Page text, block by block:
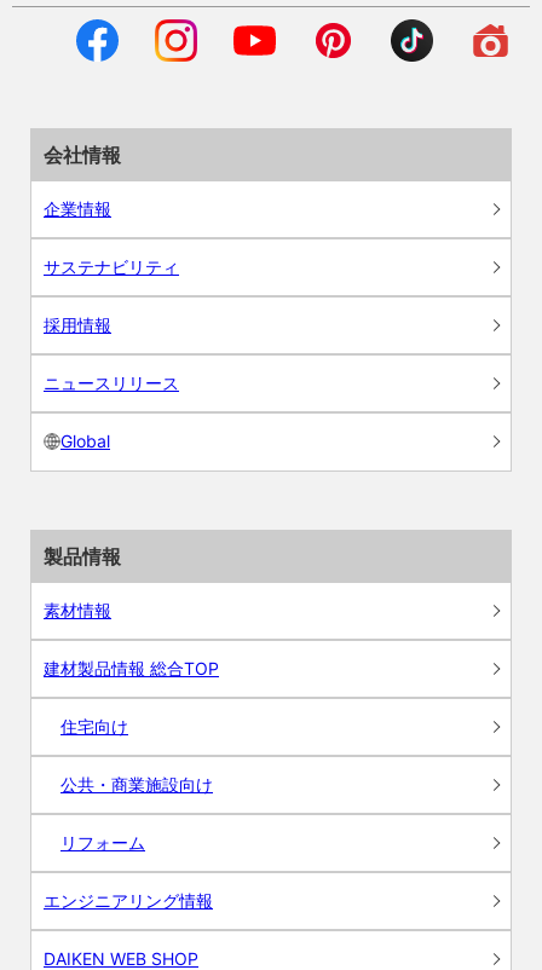
会社情報
企業情報
サステナビリティ
採用情報
ニュースリリース
Global
製品情報
素材情報
建材製品情報 総合TOP
住宅向け
公共・商業施設向け
リフォーム
エンジニアリング情報
DAIKEN WEB SHOP